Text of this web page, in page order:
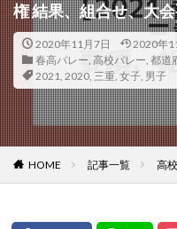
権 結果、組合せ、大
2020年11月7日
2020年
春高バレー, 高校バレー, 都道
2021, 2020, 三重, 女子, 男子
HOME 記事一覧 高